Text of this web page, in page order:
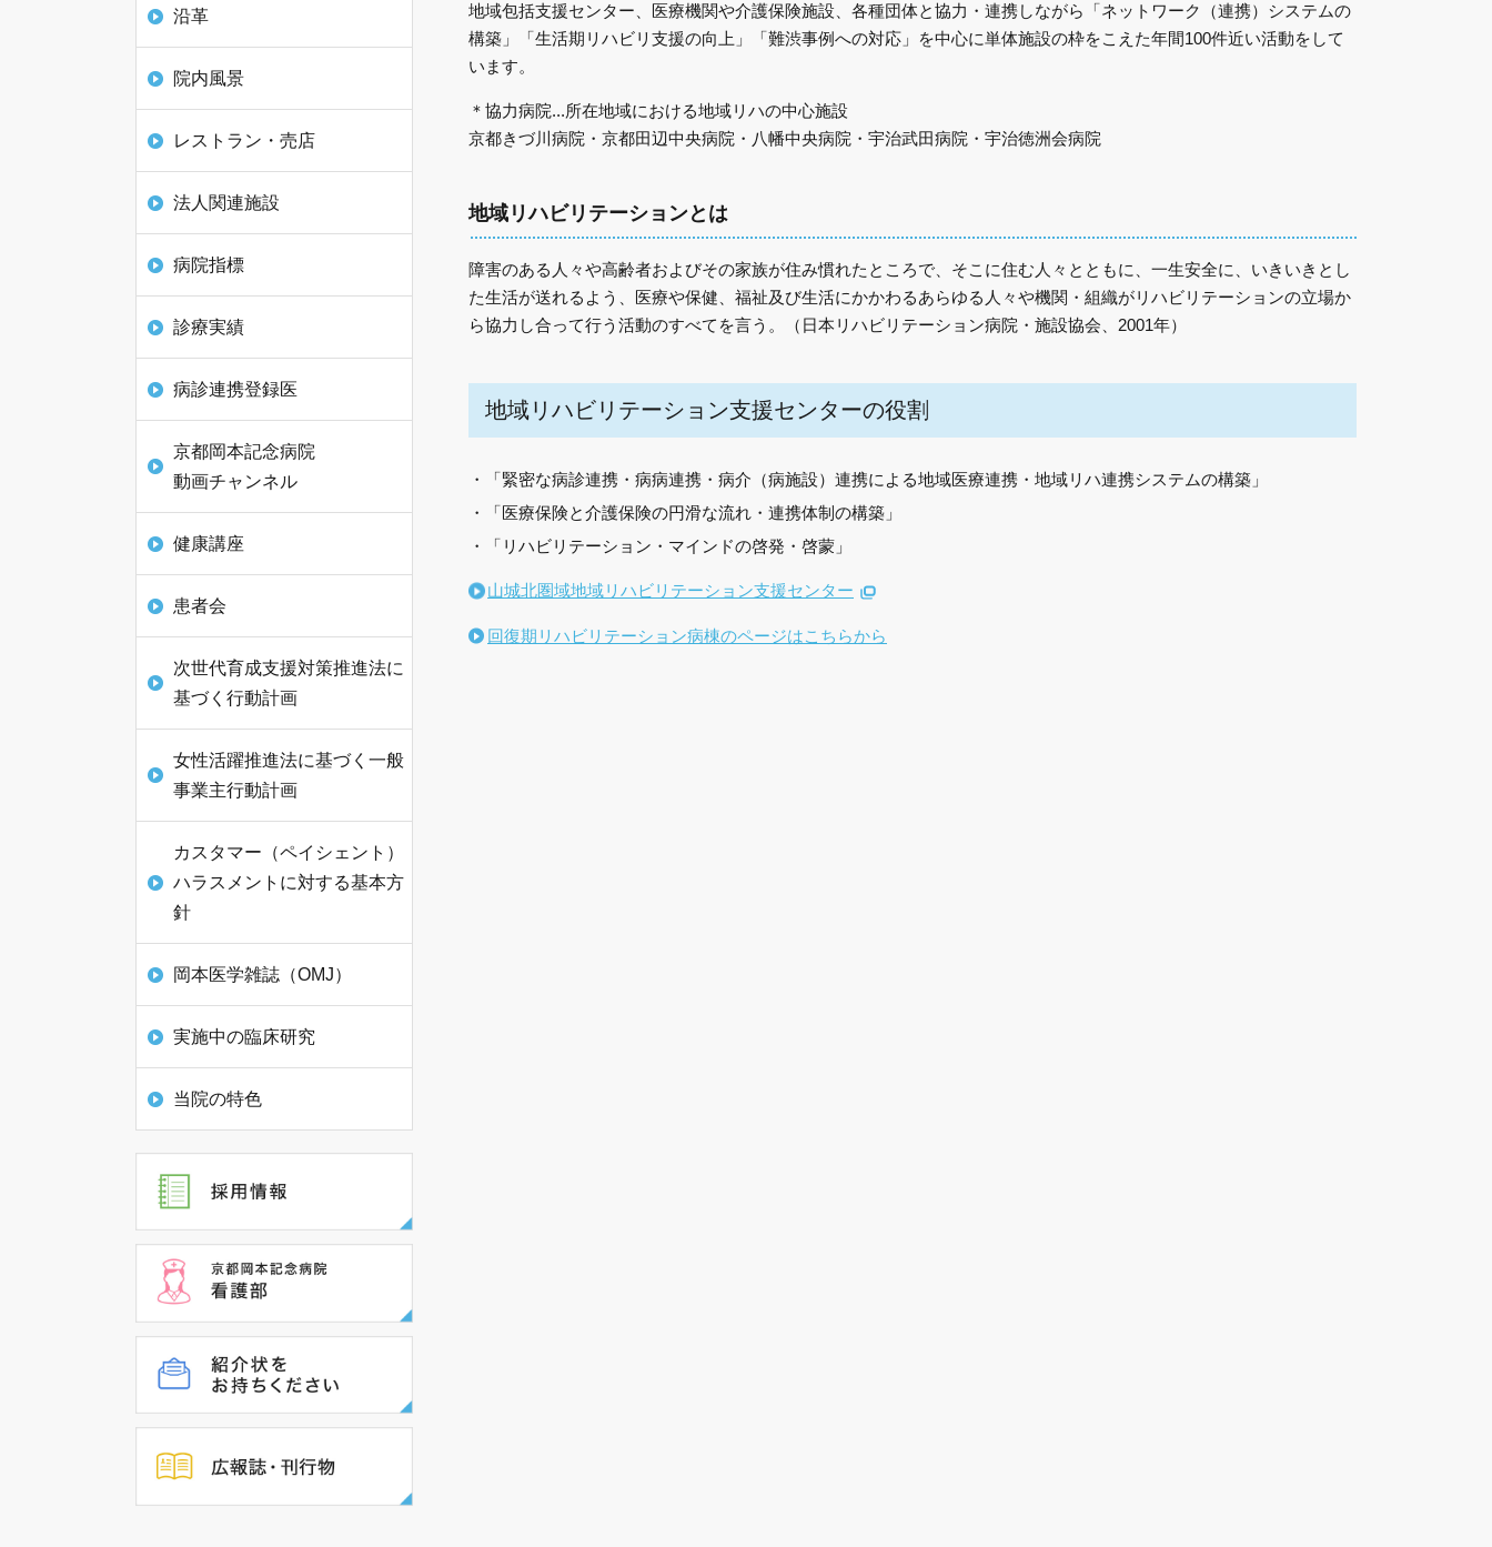
地域包括支援センター、医療機関や介護保険施設、各種団体と協力・連携しながら「ネットワーク（連携）システムの
構築」「生活期リハビリ支援の向上」「難渋事例への対応」を中心に単体施設の枠をこえた年間100件近い活動をして
います。
＊協力病院...所在地域における地域リハの中心施設
京都きづ川病院・京都田辺中央病院・八幡中央病院・ 宇治武田病院・宇治徳洲会病院
地域リハビリテーションとは
障害のある人々や高齢者およびその家族が住み慣れたところで、そこに住む人々とともに、一生安全に、いきいきとし
た生活が送れるよう、医療や保健、福祉及び生活にかかわるあらゆる人々や機関・組織がリハビリテーションの立場か
ら協力し合って行う活動のすべてを言う。（日本リハビリテーション病院・施設協会、2001年）
地域リハビリテーション支援センターの役割
「緊密な病診連携・病病連携・病介（病施設）連携による地域医療連携・地域リハ連携システムの構築」
「医療保険と介護保険の円滑な流れ・連携体制の構築」
「リハビリテーション・マインドの啓発・啓蒙」
山城北圏域地域リハビリテーション支援センター
回復期リハビリテーション病棟のページはこちらから
沿革
院内風景
レストラン・売店
法人関連施設
病院指標
診療実績
病診連携登録医
京都岡本記念病院
動画チャンネル
健康講座
患者会
次世代育成支援対策推進法に
基づく行動計画
女性活躍推進法に基づく一般
事業主行動計画
カスタマー（ペイシェント）
ハラスメントに対する基本方
針
岡本医学雑誌（OMJ）
実施中の臨床研究
当院の特色